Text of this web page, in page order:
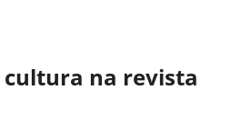
na revista